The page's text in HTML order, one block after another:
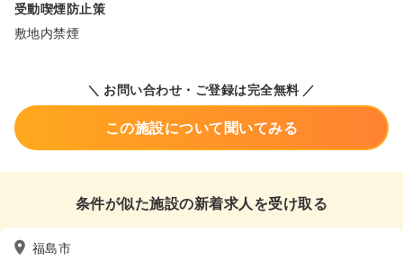
受動喫煙防止策
敷地内禁煙
＼ お問い合わせ・ご登録は完全無料 ／
この施設について聞いてみる
条件が似た施設の新着求人を受け取る
福島市